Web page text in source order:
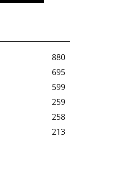
880
695
599
259
258
213